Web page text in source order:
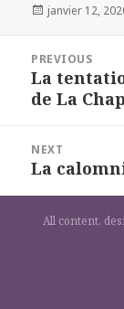
Posted
janvier 12,
l’article
PREVIOUS
Previous
post:
La
de La
NEXT
Next
La
All content,